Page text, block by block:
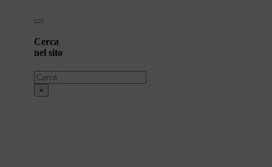
Cerca
nel sito
Cerca
×